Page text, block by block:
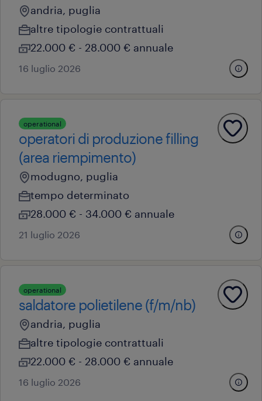
andria, puglia
altre tipologie contrattuali
22.000 € - 28.000 € annuale
16 luglio 2026
operational
operatori di produzione filling
(area riempimento)
modugno, puglia
tempo determinato
28.000 € - 34.000 € annuale
21 luglio 2026
operational
saldatore polietilene (f/m/nb)
andria, puglia
altre tipologie contrattuali
22.000 € - 28.000 € annuale
16 luglio 2026